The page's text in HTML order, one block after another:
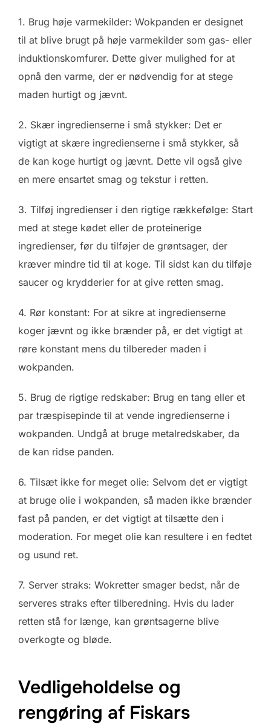
1. Brug høje varmekilder: Wokpanden er designet
til at blive brugt på høje varmekilder som gas- eller
induktionskomfurer. Dette giver mulighed for at
opnå den varme, der er nødvendig for at stege
maden hurtigt og jævnt.
2. Skær ingredienserne i små stykker: Det er
vigtigt at skære ingredienserne i små stykker, så
de kan koge hurtigt og jævnt. Dette vil også give
en mere ensartet smag og tekstur i retten.
3. Tilføj ingredienser i den rigtige rækkefølge: Start
med at stege kødet eller de proteinerige
ingredienser, før du tilføjer de grøntsager, der
kræver mindre tid til at koge. Til sidst kan du tilføje
saucer og krydderier for at give retten smag.
4. Rør konstant: For at sikre at ingredienserne
koger jævnt og ikke brænder på, er det vigtigt at
røre konstant mens du tilbereder maden i
wokpanden.
5. Brug de rigtige redskaber: Brug en tang eller et
par træspisepinde til at vende ingredienserne i
wokpanden. Undgå at bruge metalredskaber, da
de kan ridse panden.
6. Tilsæt ikke for meget olie: Selvom det er vigtigt
at bruge olie i wokpanden, så maden ikke brænder
fast på panden, er det vigtigt at tilsætte den i
moderation. For meget olie kan resultere i en fedtet
og usund ret.
7. Server straks: Wokretter smager bedst, når de
serveres straks efter tilberedning. Hvis du lader
retten stå for længe, kan grøntsagerne blive
overkogte og bløde.
Vedligeholdelse og
rengøring af Fiskars